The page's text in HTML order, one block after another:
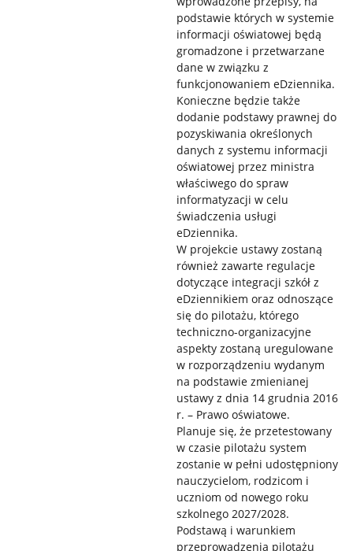
podstawie których w systemie
informacji oświatowej będą
gromadzone i przetwarzane
dane w związku z
funkcjonowaniem eDziennika.
Konieczne będzie także
dodanie podstawy prawnej do
pozyskiwania określonych
danych z systemu informacji
oświatowej przez ministra
właściwego do spraw
informatyzacji w celu
świadczenia usługi
eDziennika.
W projekcie ustawy zostaną
również zawarte regulacje
dotyczące integracji szkół z
eDziennikiem oraz odnoszące
się do pilotażu, którego
techniczno-organizacyjne
aspekty zostaną uregulowane
w rozporządzeniu wydanym
na podstawie zmienianej
ustawy z dnia 14 grudnia 2016
r. – Prawo oświatowe.
Planuje się, że przetestowany
w czasie pilotażu system
zostanie w pełni udostępniony
nauczycielom, rodzicom i
uczniom od nowego roku
szkolnego 2027/2028.
Podstawą i warunkiem
przeprowadzenia pilotażu